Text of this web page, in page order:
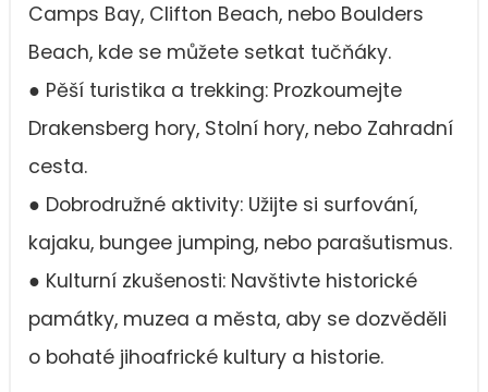
Camps Bay, Clifton Beach, nebo Boulders
Beach, kde se můžete setkat tučňáky.
● Pěší turistika a trekking: Prozkoumejte
Drakensberg hory, Stolní hory, nebo Zahradní
cesta.
● Dobrodružné aktivity: Užijte si surfování,
kajaku, bungee jumping, nebo parašutismus.
● Kulturní zkušenosti: Navštivte historické
památky, muzea a města, aby se dozvěděli
o bohaté jihoafrické kultury a historie.